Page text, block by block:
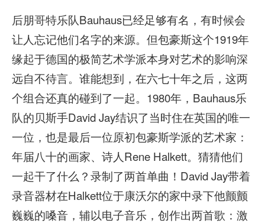
后朋哥特乐队Bauhaus已经足够有名，有时候会
让人忘记他们名字的来源。但包豪斯这个1919年
缘起于德国的极简艺术学派本身对艺术的影响深
远自不待言。谁能想到，在六七十年之后，这两
个组合还真的碰到了一起。1980年，Bauhaus乐
队的贝斯手David Jay结识了当时住在英国的唯一
一位，也是最后一位原初包豪斯学派的艺术家：
年届八十的画家、诗人Rene Halkett。猜猜他们
一起干了什么？录制了两首单曲！David Jay带着
录音器材在Halkett位于康沃尔的家中录下他颤颤
巍巍的嗓音，辅以电子音乐，创作出两首歌：激